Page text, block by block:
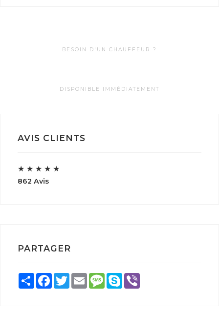
BESOIN D'UN CHAUFFEUR ?
DISPONIBLE IMMÉDIATEMENT
AVIS CLIENTS
★ ★ ★ ★ ★
862 Avis
PARTAGER
ShareFacebook
TwitterEmailMessage
Skype